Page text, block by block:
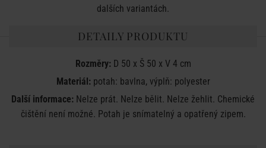
dalších variantách.
DETAILY PRODUKTU
Rozměry:D 50 x Š 50 x V 4 cm
Materiál:potah: bavlna, výplň: polyester
Další informace: Nelze prát. Nelze bělit. Nelze žehlit. Chemické
čištění není možné. Potah je snímatelný a opatřený zipem.